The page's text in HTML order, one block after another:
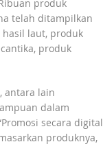
produk
telah ditampilkan
laut, produk
produk
antara lain
dalam
secara digital
produknya,